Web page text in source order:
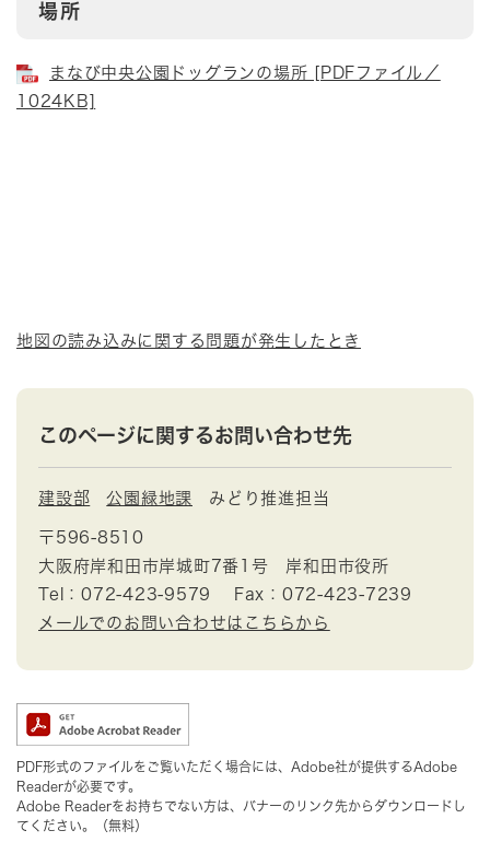
場所
まなび中央公園ドッグランの場所 [PDFファイル／
1024KB]
地図の読み込みに関する問題が発生したとき
このページに関するお問い合わせ先
建設部 公園緑地課 みどり推進担当
〒596-8510
大阪府岸和田市岸城町7番1号 岸和田市役所
Tel：072-423-9579
Fax：072-423-7239
メールでのお問い合わせはこちらから
PDF形式のファイルをご覧いただく場合には、Adobe社が提供するAdobe
Readerが必要です。
Adobe Readerをお持ちでない方は、バナーのリンク先からダウンロードし
てください。（無料）